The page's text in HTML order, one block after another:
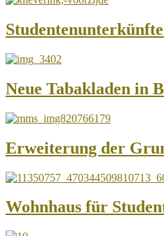
Neue Tabakladen in
Erweiterung der
Wohnhaus für